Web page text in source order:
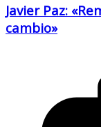
Javier Paz:
cambio»